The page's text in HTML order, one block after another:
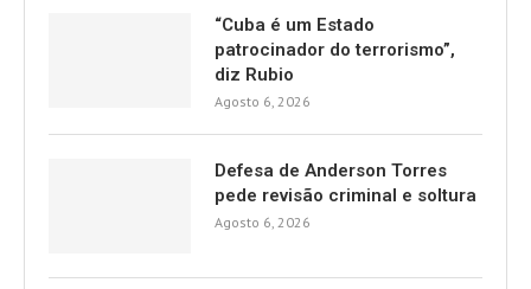
“Cuba é um Estado
patrocinador do terrorismo”,
diz Rubio
Agosto 6, 2026
Defesa de Anderson Torres
pede revisão criminal e soltura
Agosto 6, 2026